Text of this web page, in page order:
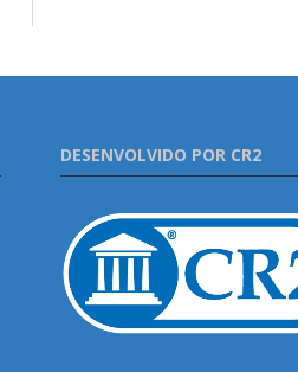
DESENVOLVIDO POR CR2